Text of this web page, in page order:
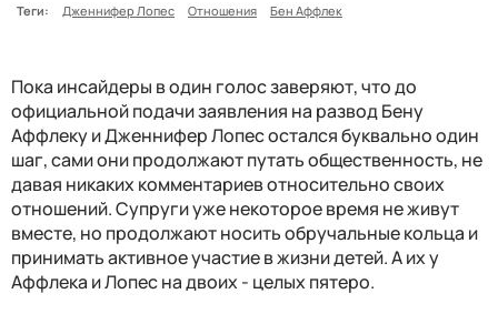
Теги:
Дженнифер Лопес Отношения Бен Аффлек
Пока инсайдеры в один голос заверяют, что до
официальной подачи заявления на развод Бену
Аффлеку и Дженнифер Лопес остался буквально один
шаг, сами они продолжают путать общественность, не
давая никаких комментариев относительно своих
отношений. Супруги уже некоторое время не живут
вместе, но продолжают носить обручальные кольца и
принимать активное участие в жизни детей. А их у
Аффлека и Лопес на двоих - целых пятеро.